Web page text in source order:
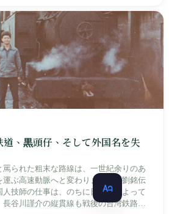
、黒頭仔、そして外国名を失
罵られた粗末な路線は、一世紀余りのあ
運ぶ高速動脈へと変わりました。劉銘伝
技師の仕事は、のちに日本人によって
谷川謹介の縦貫線も戦後の台湾鉄路に